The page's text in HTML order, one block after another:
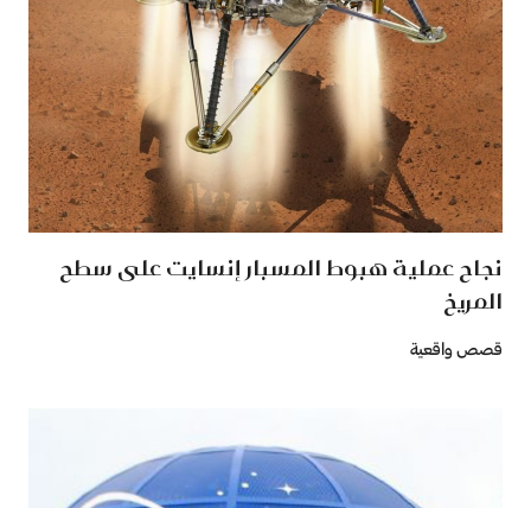
نجاح عملية هبوط المسبار إنسايت على سطح
المريخ
قصص واقعية